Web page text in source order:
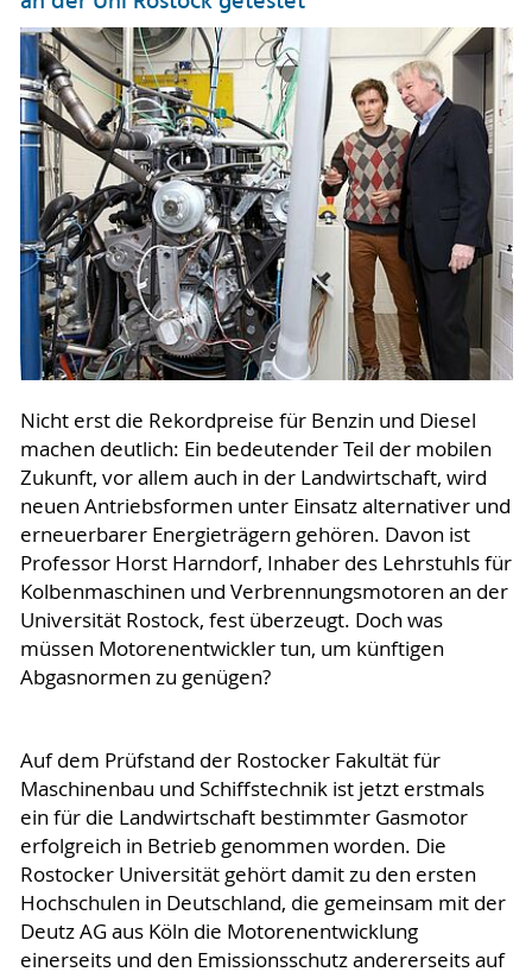
Nicht erst die Rekordpreise für Benzin und Diesel
machen deutlich: Ein bedeutender Teil der mobilen
Zukunft, vor allem auch in der Landwirtschaft, wird
neuen Antriebsformen unter Einsatz alternativer und
erneuerbarer Energieträgern gehören. Davon ist
Professor Horst Harndorf, Inhaber des Lehrstuhls für
Kolbenmaschinen und Verbrennungsmotoren an der
Universität Rostock, fest überzeugt. Doch was
müssen Motorenentwickler tun, um künftigen
Abgasnormen zu genügen?
Auf dem Prüfstand der Rostocker Fakultät für
Maschinenbau und Schiffstechnik ist jetzt erstmals
ein für die Landwirtschaft bestimmter Gasmotor
erfolgreich in Betrieb genommen worden. Die
Rostocker Universität gehört damit zu den ersten
Hochschulen in Deutschland, die gemeinsam mit der
Deutz AG aus Köln die Motorenentwicklung
einerseits und den Emissionsschutz andererseits auf